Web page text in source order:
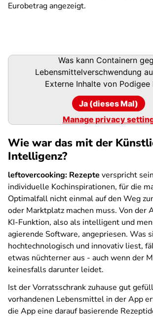
Eurobetrag angezeigt.
Podigee-
Was kann Containern
Lebensmittelverschwendung
Externe Inhalte von Podigee
Ja (dieses Mal)
Manage privacy
Wie war das mit der
Intelligenz?
leftovercooking: Rezepte verspricht
individuelle Kochinspirationen, für die
Optimalfall nicht einmal auf den Weg
oder Marktplatz machen muss. Von der
KI-Funktion, also als intelligent und
agierende Software, angepriesen. Was
hochtechnologisch und innovativ liest,
etwas nüchterner aus - auch wenn der
keinesfalls darunter leidet.
Ist der Vorratsschrank zuhause gut
vorhandenen Lebensmittel in der App
die App eine darauf basierende